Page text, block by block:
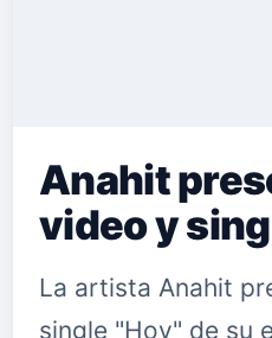
Anahit
video y
La artista Anahit
single "Hoy" de su